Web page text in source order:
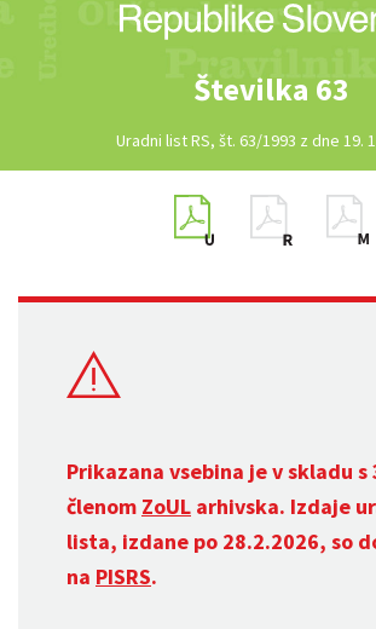
Številka 63
Uradni list RS, št. 63/1993 z dne 19.
Prikazana vsebina je v skladu s
členom ZoUL arhivska. Izdaje
lista, izdane po 28.2.2026, so
na PISRS.